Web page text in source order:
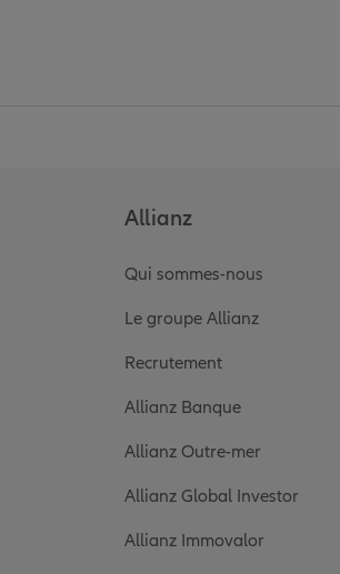
Allianz
Qui sommes-nous
Le groupe Allianz
Recrutement
Allianz Banque
Allianz Outre-mer
Allianz Global Investor
Allianz Immovalor